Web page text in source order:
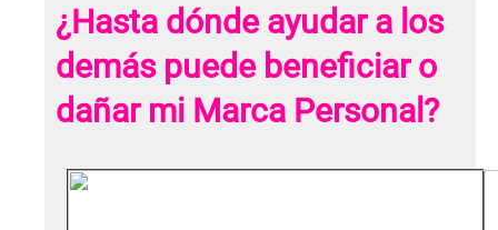
¿Hasta dónde ayudar a los
demás puede beneficiar o
dañar mi Marca Personal?